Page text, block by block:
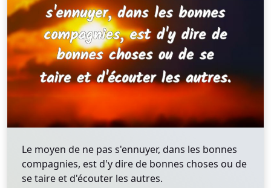
Le moyen de ne pas s'ennuyer, dans les bonnes
compagnies, est d'y dire de bonnes choses ou de
se taire et d'écouter les autres.